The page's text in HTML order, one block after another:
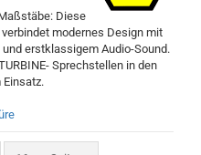
Diese
modernes Design mit
erstklassigem Audio-Sound.
Sprechstellen in den
Einsatz.